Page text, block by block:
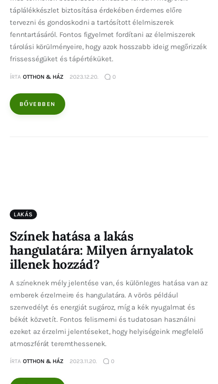
táplálékkészlet biztosítása érdekében érdemes előre
tervezni és gondoskodni a tartósított élelmiszerek
fenntartásáról. Fontos figyelmet fordítani az élelmiszerek
tárolási körülményeire, hogy azok hosszabb ideig megőrizzék
frissességüket és tápértéküket.
ÍRTA OTTHON & HÁZ 2023.12.20. 0
BŐVEBBEN
LAKÁS
Színek hatása a lakás
hangulatára: Milyen árnyalatok
illenek hozzád?
A színeknek mély jelentése van, és különleges hatása van az
emberek érzelmeire és hangulatára. A vörös például
szenvedélyt és energiát sugároz, míg a kék nyugalmat és
békét közvetít. Fontos felismerni és tudatosan használni
ezeket az érzelmi jelentéseket, hogy helyiségeink megfelelő
atmoszférát teremthessenek.
ÍRTA OTTHON & HÁZ 2023.11.20. 0